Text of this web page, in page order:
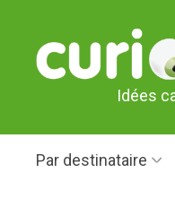
Idées
Par destinataire